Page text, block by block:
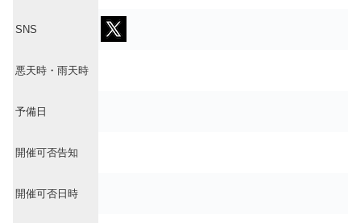
SNS
悪天時・雨天時
予備日
開催可否告知
開催可否日時